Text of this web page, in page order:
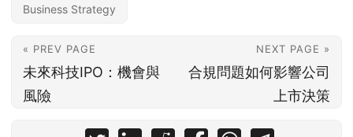
Business Strategy
« PREV PAGE
未來科技IPO：機會與
風險
NEXT PAGE »
合規問題如何影響公司
上市決策